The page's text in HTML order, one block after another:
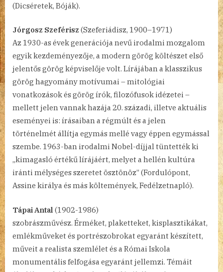
(Dicséretek, Bóják).
Jórgosz Szeférisz (Szeferiádisz, 1900–1971)
Az 1930-as évek generációja nevű irodalmi mozgalom
egyik kezdeményezője, a modern görög költészet első
jelentős görög képviselője volt. Lírájában a klasszikus
görög hagyomány motívumai – mitológiai
vonatkozások és görög írók, filozófusok idézetei –
mellett jelen vannak hazája 20. századi, illetve aktuális
eseményei is: írásaiban a régmúlt és a jelen
történelmét állítja egymás mellé vagy éppen egymással
szembe. 1963-ban irodalmi Nobel-díjjal tüntették ki
„kimagasló értékű lírájáért, melyet a hellén kultúra
iránti mélységes szeretet ösztönöz” (Fordulópont,
Assine királya és más költemények, Fedélzetnapló).
Tápai Antal (1902-1986)
szobrászművész. Érméket, plaketteket, kisplasztikákat,
emlékműveket és portrészobrokat egyaránt készített,
műveit a realista szemlélet és a Római Iskola
monumentális felfogása egyaránt jellemzi. Témáit